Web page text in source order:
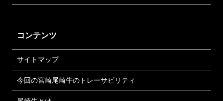
コンテンツ
サイトマップ
今回の宮崎尾崎牛のトレーサビリティ